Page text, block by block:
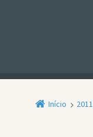
Início 2011